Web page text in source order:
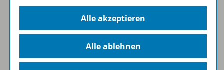
Alle akzeptieren
Alle ablehnen